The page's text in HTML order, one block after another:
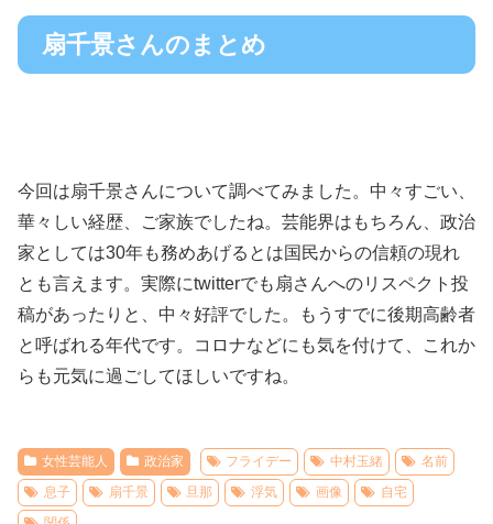
扇千景さんのまとめ
今回は扇千景さんについて調べてみました。中々すごい、
華々しい経歴、ご家族でしたね。芸能界はもちろん、政治
家としては30年も務めあげるとは国民からの信頼の現れ
とも言えます。実際にtwitterでも扇さんへのリスペクト投
稿があったりと、中々好評でした。もうすでに後期高齢者
と呼ばれる年代です。コロナなどにも気を付けて、これか
らも元気に過ごしてほしいですね。
女性芸能人 政治家 フライデー 中村玉緒
名前
息子
扇千景 旦那 浮気 画像
自宅